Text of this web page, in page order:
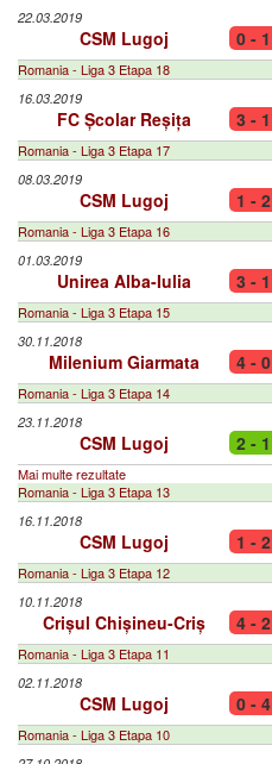
22.03.2019
CSM Lugoj 0 - 1
Romania - Liga 3 Etapa 18
16.03.2019
FC Școlar Reșița 3 - 1
Romania - Liga 3 Etapa 17
08.03.2019
CSM Lugoj 1 - 2
Romania - Liga 3 Etapa 16
01.03.2019
Unirea Alba-Iulia 3 - 1
Romania - Liga 3 Etapa 15
30.11.2018
Milenium Giarmata 4 - 0
Romania - Liga 3 Etapa 14
23.11.2018
CSM Lugoj 2 - 1
Mai multe rezultate
Romania - Liga 3 Etapa 13
16.11.2018
CSM Lugoj 1 - 2
Romania - Liga 3 Etapa 12
10.11.2018
Crișul Chișineu-Criș 4 - 2
Romania - Liga 3 Etapa 11
02.11.2018
CSM Lugoj 0 - 4
Romania - Liga 3 Etapa 10